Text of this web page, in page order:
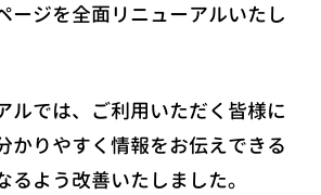
ージを全面リニューアルいたし
ルでは、ご利用いただく皆様に
かりやすく情報をお伝えできる
るよう改善いたしました。